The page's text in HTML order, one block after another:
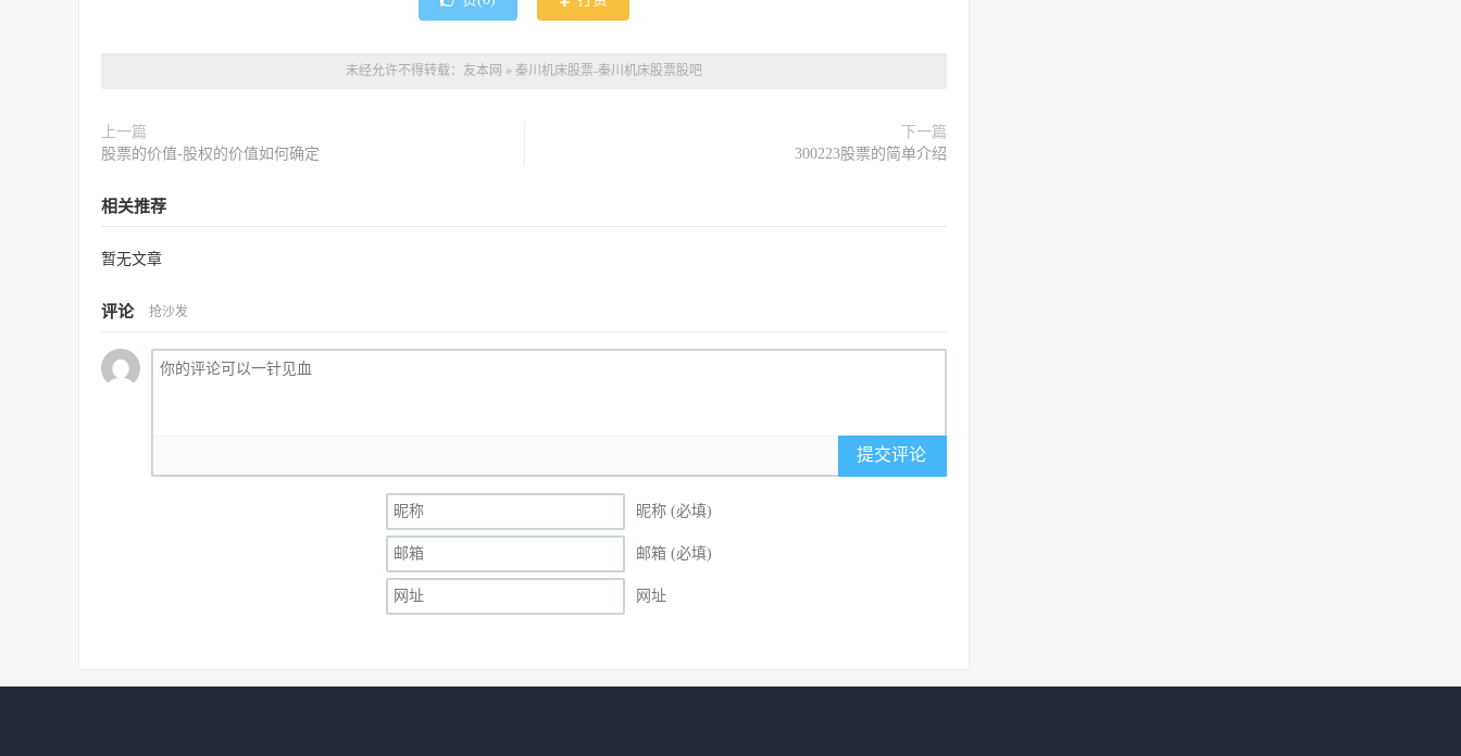
未经允许不得转载： 友本网 » 秦川机床股票-秦川机床股票股吧
上一篇
股票的价值-股权的价值如何确定
下一篇
300223股票的简单介绍
相关推荐
暂无文章
评论 抢沙发
提交评论
昵称 (必填)
邮箱 (必填)
网址